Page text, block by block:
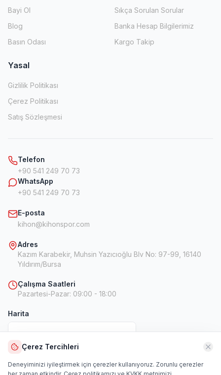
Bayi Ol
Blog
Basın Odası
Sıkça Sorulan Sorular
Banka Hesap Bilgilerimiz
Kargo Takip
Yasal
Gizlilik Politikası
Çerez Politikası
Satış Sözleşmesi
Telefon
+90 541 249 70 73
WhatsApp
+90 541 249 70 73
E-posta
kihon@kihonspor.com
Adres
Kazım Karabekir, Muhsin Yazıcıoğlu Blv No: 97-99, 16140
Yıldırım/Bursa
Çalışma Saatleri
Pazartesi-Pazar: 09:00 - 18:00
Harita
Harita
Çerez Tercihleri
Deneyiminizi iyileştirmek için çerezler kullanıyoruz. Zorunlu çerezler